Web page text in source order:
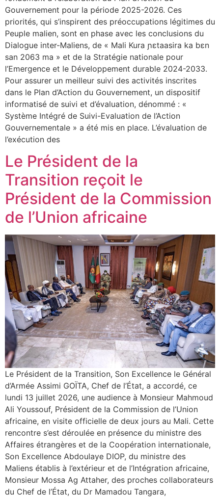
Gouvernement pour la période 2025-2026. Ces
priorités, qui s’inspirent des préoccupations légitimes du
Peuple malien, sont en phase avec les conclusions du
Dialogue inter-Maliens, de « Mali Kura ɲɛtaasira ka bɛn
san 2063 ma » et de la Stratégie nationale pour
l’Emergence et le Développement durable 2024-2033.
Pour assurer un meilleur suivi des activités inscrites
dans le Plan d’Action du Gouvernement, un dispositif
informatisé de suivi et d’évaluation, dénommé : «
Système Intégré de Suivi-Evaluation de l’Action
Gouvernementale » a été mis en place. L’évaluation de
l’exécution des
Le Président de la
Transition reçoit le
Président de la Commission
de l’Union africaine
Le Président de la Transition, Son Excellence le Général
d’Armée Assimi GOÏTA, Chef de l’État, a accordé, ce
lundi 13 juillet 2026, une audience à Monsieur Mahmoud
Ali Youssouf, Président de la Commission de l’Union
africaine, en visite officielle de deux jours au Mali. Cette
rencontre s’est déroulée en présence du ministre des
Affaires étrangères et de la Coopération internationale,
Son Excellence Abdoulaye DIOP, du ministre des
Maliens établis à l’extérieur et de l’Intégration africaine,
Monsieur Mossa Ag Attaher, des proches collaborateurs
du Chef de l’État, du Dr Mamadou Tangara,